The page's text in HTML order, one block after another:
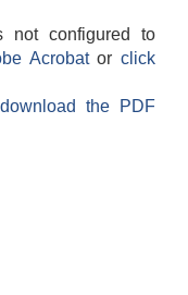
not configured to
Acrobatorclick
the PDF